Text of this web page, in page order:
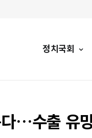
정치국회
…수출 유